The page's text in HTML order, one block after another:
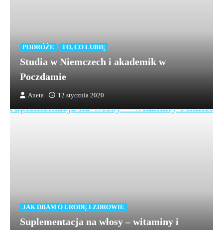
PODRÓŻE TO, CO LUBIĘ
Studia w Niemczech i akademik w
Poczdamie
Aneta 12 stycznia 2020
JAK DBAM O URODĘ I ZDROWIE
Suplementacja na włosy – witaminy i